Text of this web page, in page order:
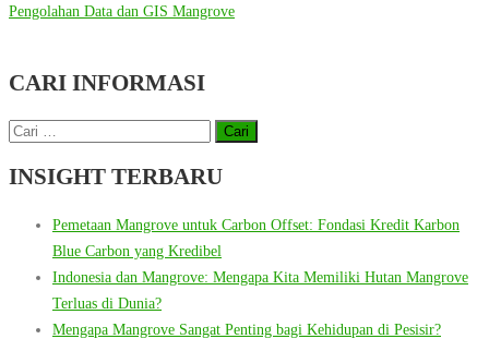
Pengolahan Data dan GIS Mangrove
CARI INFORMASI
Cari
INSIGHT TERBARU
Pemetaan Mangrove untuk Carbon Offset: Fondasi Kredit Karbon
Blue Carbon yang Kredibel
Indonesia dan Mangrove: Mengapa Kita Memiliki Hutan Mangrove
Terluas di Dunia?
Mengapa Mangrove Sangat Penting bagi Kehidupan di Pesisir?